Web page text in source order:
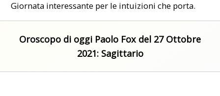
Giornata interessante per le intuizioni che porta.
Oroscopo di oggi Paolo Fox del 27 Ottobre
2021: Sagittario